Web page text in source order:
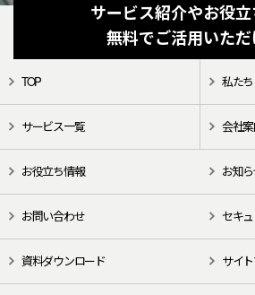
サービス紹介やお役
無料でご活用いた
TOP 私た
サービス一覧 会社
お役立ち情報 お知
お問い合わせ セキ
資料ダウンロード サイ